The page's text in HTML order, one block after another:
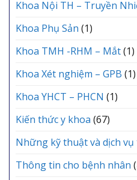
Khoa Nội TH – Truyền
Khoa Phụ Sản (1)
Khoa TMH -RHM – Mắt(1)
Khoa Xét nghiệm – GPB (1)
Khoa YHCT – PHCN (1)
Kiến thức y khoa (67)
Những kỹ thuật và dịch
Thông tin cho bệnh nhân